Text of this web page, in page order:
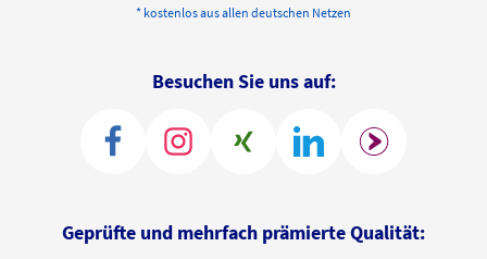
* kostenlos aus allen deutschen Netzen
Besuchen Sie uns auf:
Geprüfte und mehrfach prämierte Qualität: